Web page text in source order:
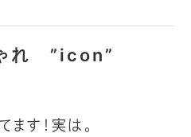
ゃれ ”icon”
ます！実は。